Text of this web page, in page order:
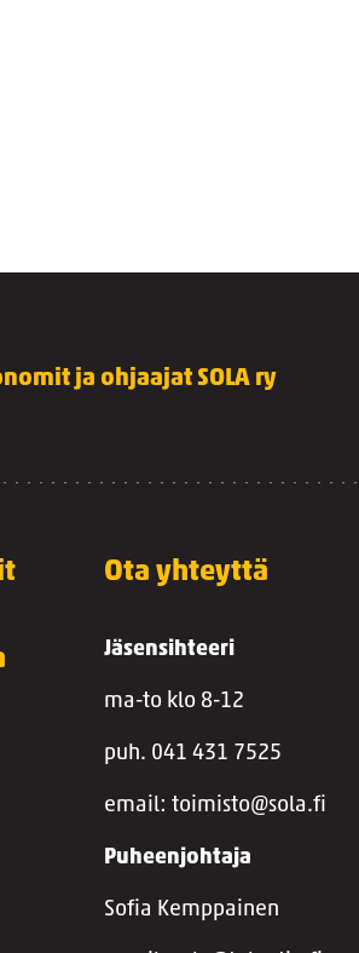
ja ohjaajat SOLA ry
Ota yhteyttä
Jäsensihteeri
ma-to klo 8-12
puh. 041 431 7525
email: toimisto@sola.fi
Puheenjohtaja
Sofia Kemppainen